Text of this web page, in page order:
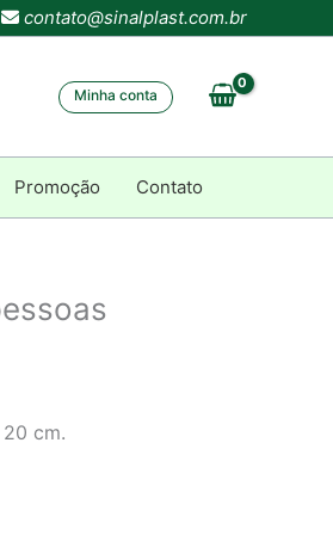
contato@sinalplast.com.br
Minha conta
Promoção Contato
cm.